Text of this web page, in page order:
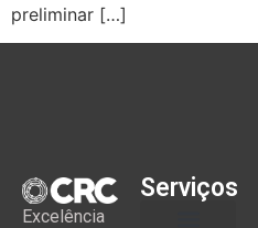
preliminar […]
Excelência
Serviços